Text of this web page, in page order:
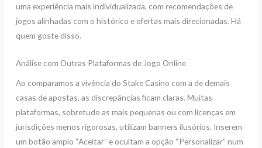
uma experiência mais individualizada, com recomendações de
jogos alinhadas com o histórico e ofertas mais direcionadas. Há
quem goste disso.
Análise com Outras Plataformas de Jogo Online
Ao comparamos a vivência do Stake Casino com a de demais
casas de apostas, as discrepâncias ficam claras. Muitas
plataformas, sobretudo as mais pequenas ou com licenças em
jurisdições menos rigorosas, utilizam banners ilusórios. Inserem
um botão amplo “Aceitar” e ocultam a opção “Personalizar” num